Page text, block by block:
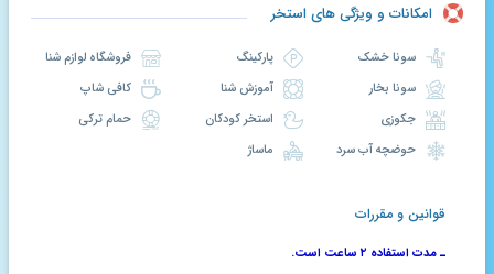
امکانات و ویژگی های استخر
سونا خشک
سونا بخار
جکوزی
حوضچه آب سرد
پارکینگ
آموزش شنا
فروشگاه لوازم شنا
کافی شاپ
حمام ترکی
قوانین و مقررات
ـ مدت استفاده ۲ ساعت است.